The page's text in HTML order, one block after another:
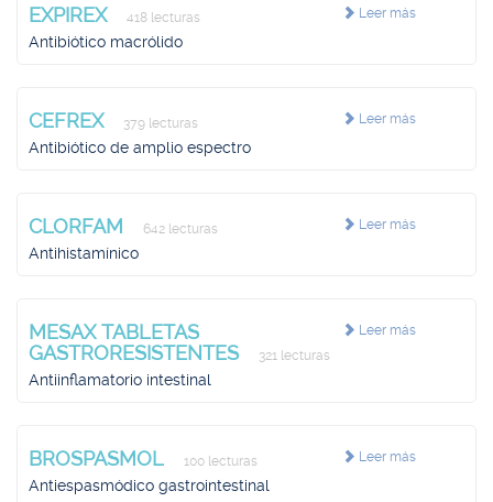
Leer más
EXPIREX 418 lecturas
Antibiótico macrólido
Leer más
CEFREX 379 lecturas
Antibiótico de amplio espectro
Leer más
CLORFAM 642 lecturas
Antihistamínico
Leer más
MESAX TABLETAS
GASTRORESISTENTES
321 lecturas
Antiinflamatorio intestinal
Leer más
BROSPASMOL 100 lecturas
Antiespasmódico gastrointestinal